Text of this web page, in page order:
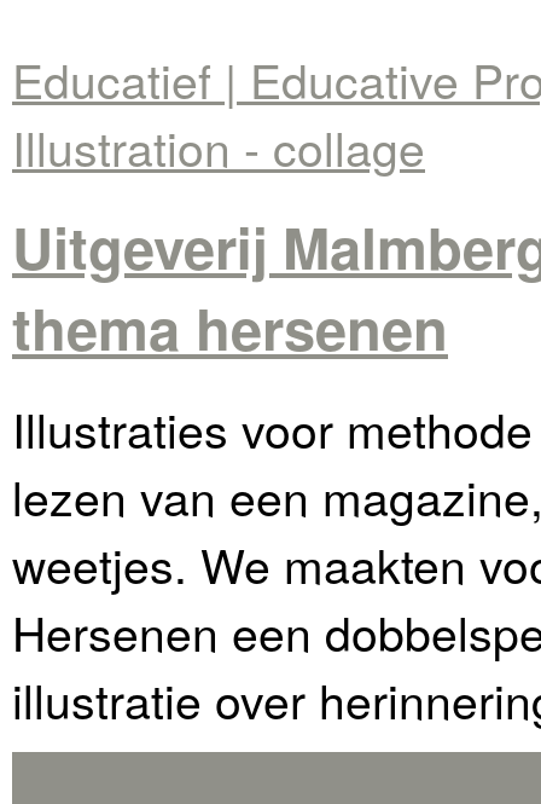
Educatief | Educative
Illustration - collage
Uitgeverij
thema hersenen
Illustraties voor
lezen van een
weetjes. We maakten
Hersenen een
illustratie over